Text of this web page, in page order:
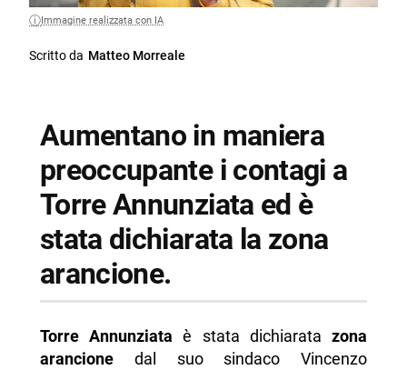
Immagine realizzata con IA
Scritto da Matteo Morreale
Aumentano in maniera
preoccupante i contagi a
Torre Annunziata ed è
stata dichiarata la zona
arancione.
Torre Annunziata è stata dichiaratazona
arancionedal suo sindaco Vincenzo